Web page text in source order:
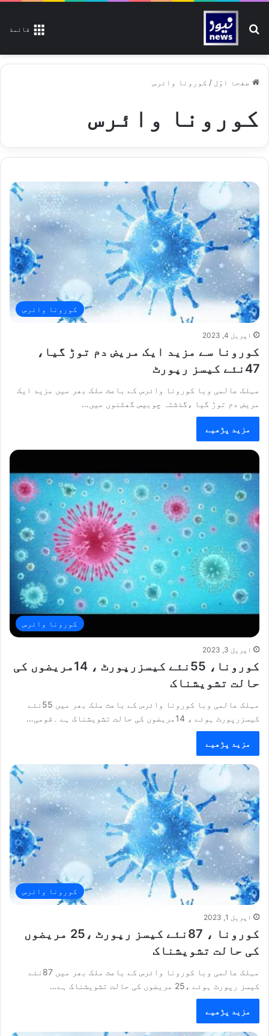
قائمة تلاش کیجیے
صفحۂ اوّل / کورونا وائرس
کورونا وائرس
کورونا وائرس
اپریل 4, 2023
کورونا سے مزید ایک مریض دم توڑ گیا،
47نئے کیسز رپورٹ
مہلک عالمی وبا کورونا وائرس کے باعث ملک بھر میں مزید ایک
مریض دم توڑ گیا ،گذشتہ چوبیس گھٹنوں میں…
مزید پڑھیے
کورونا وائرس
اپریل 3, 2023
کورونا، 55نئے کیسزرپورٹ ، 14مریضوں کی
حالت تشویشناک
مہلک عالمی وبا کورونا وائرس کے باعث ملک بھر میں 55نئے
کیسزرپورٹ ہوئے ، 14مریضوں کی حالت تشویشناک ہے ۔قومی…
مزید پڑھیے
کورونا وائرس
اپریل 1, 2023
کورونا ، 87نئے کیسز رپورٹ ،25 مریضوں
کی حالت تشویشناک
مہلک عالمی وبا کورونا وائرس کے باعث ملک بھر میں 87نئے
کیسز رپورٹ ہوئے ،25 مریضوں کی حالت تشویشناک ہے…
مزید پڑھیے